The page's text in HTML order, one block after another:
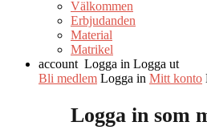
Välkommen
Erbjudanden
Material
Matrikel
account Logga in Logga ut
Bli medlem Logga in Mitt konto
Logga in som